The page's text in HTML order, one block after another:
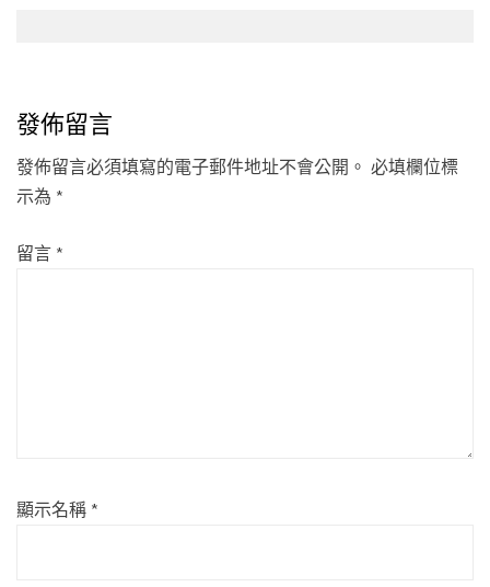
發佈留言
發佈留言必須填寫的電子郵件地址不會公開。 必填欄位標
示為 *
留言 *
顯示名稱 *